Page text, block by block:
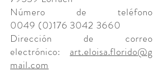
Número de teléfono
0049 (0)176 3042 3660
Dirección de correo
electrónico: art.eloisa.florido@g
mail.com